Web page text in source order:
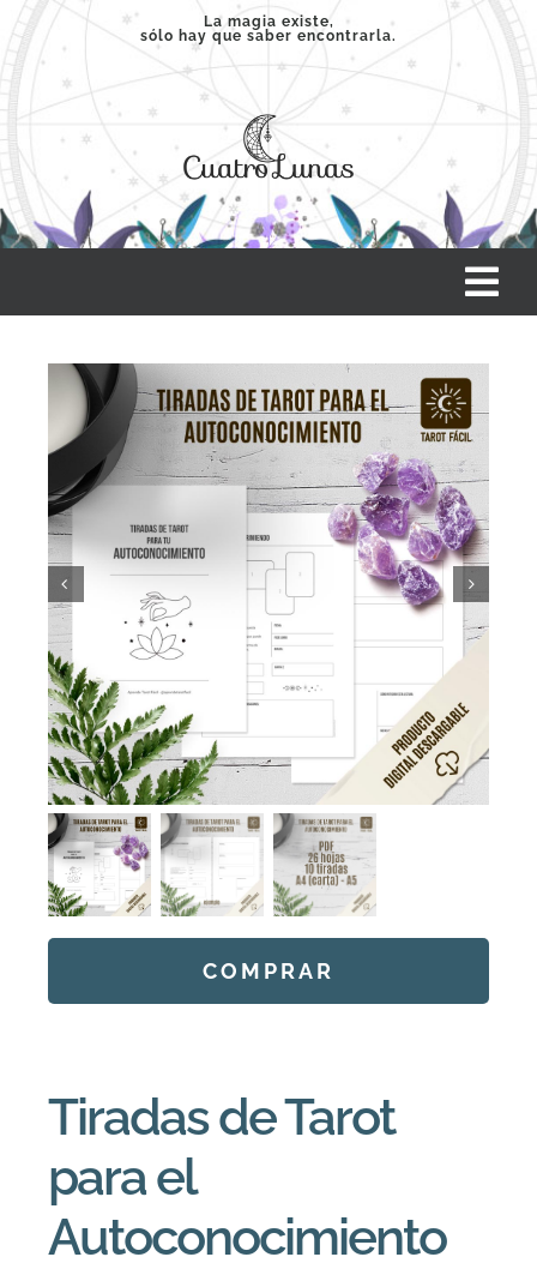
Saltar
contenido
La magia existe,
sólo hay que saber encontrarla.
SERVICIOS
CLASES
DESCARGAS
PRODUCTOS
ARTÍCULOS
ACERCA
CONTACTO
COMPRAR
Tiradas de Tarot
para el
Autoconocimiento